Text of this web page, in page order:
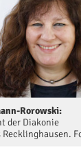
Rorowski:
der Diakonie